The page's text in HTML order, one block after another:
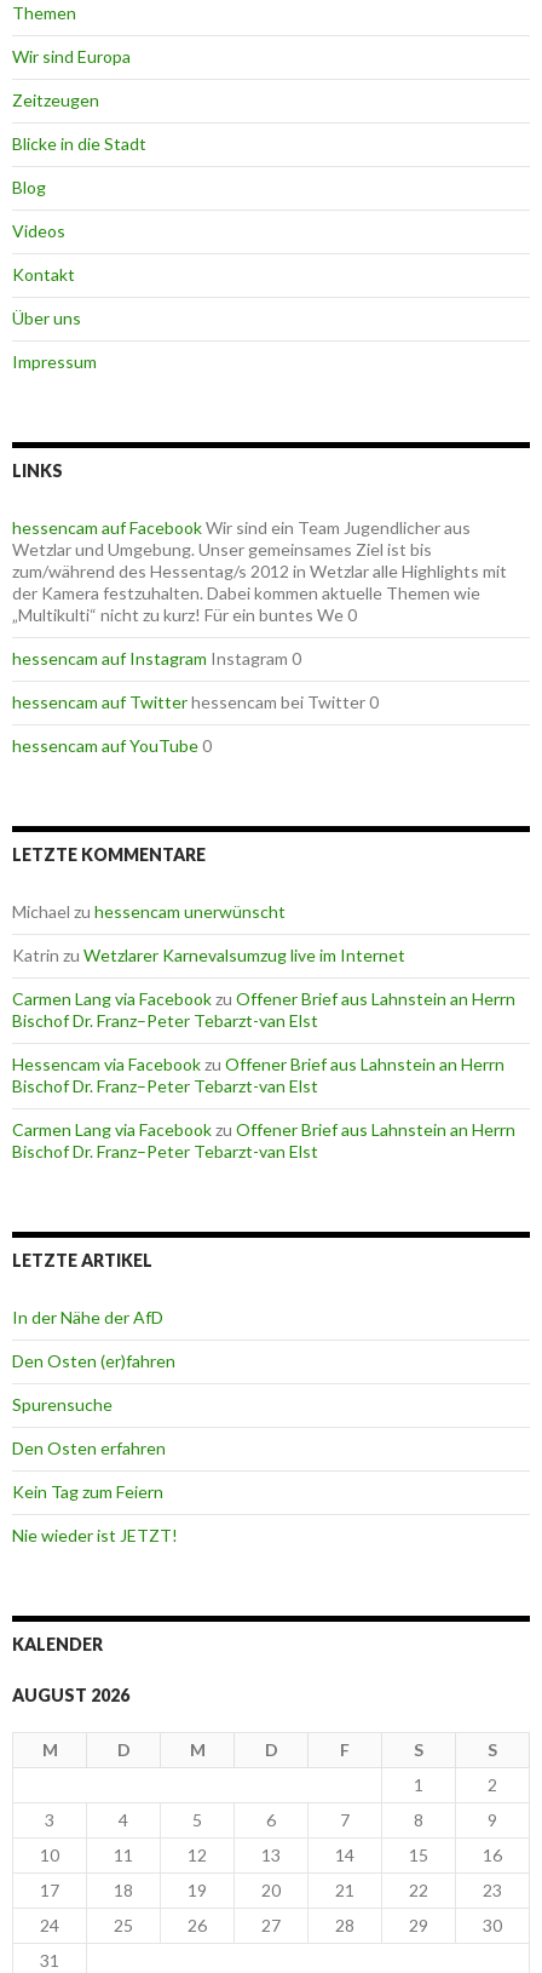
Themen
Wir sind Europa
Zeitzeugen
Blicke in die Stadt
Blog
Videos
Kontakt
Über uns
Impressum
LINKS
hessencam auf FacebookWir sind ein Team Jugendlicher aus
Wetzlar und Umgebung. Unser gemeinsames Ziel ist bis
zum/während des Hessentag/s 2012 in Wetzlar alle Highlights mit
der Kamera festzuhalten. Dabei kommen aktuelle Themen wie
„Multikulti“ nicht zu kurz! Für ein buntes We 0
hessencam auf Instagram Instagram 0
hessencam auf Twitterhessencam bei Twitter 0
hessencam auf YouTube0
LETZTE KOMMENTARE
Michael zu hessencam unerwünscht
Katrin zu Wetzlarer Karnevalsumzug live im Internet
Carmen Lang via Facebookzu Offener Brief aus Lahnstein an Herrn
Bischof Dr. Franz–Peter Tebarzt-van Elst
Hessencam via Facebookzu Offener Brief aus Lahnstein an Herrn
Bischof Dr. Franz–Peter Tebarzt-van Elst
Carmen Lang via Facebookzu Offener Brief aus Lahnstein an Herrn
Bischof Dr. Franz–Peter Tebarzt-van Elst
LETZTE ARTIKEL
In der Nähe der AfD
Den Osten (er)fahren
Spurensuche
Den Osten erfahren
Kein Tag zum Feiern
Nie wieder ist JETZT!
KALENDER
AUGUST 2026
M D M D F S
S
1
2
3
4 5 6 7 8
9
10
11 12 13 14 15
16
17
18 19 20 21 22
23
24
25 26 27 28 29
30
31